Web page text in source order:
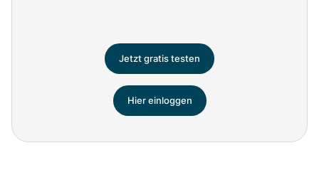
Jetzt gratis testen
Hier einloggen